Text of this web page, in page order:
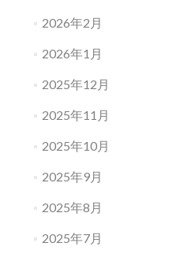
2026年2月
2026年1月
2025年12月
2025年11月
2025年10月
2025年9月
2025年8月
2025年7月